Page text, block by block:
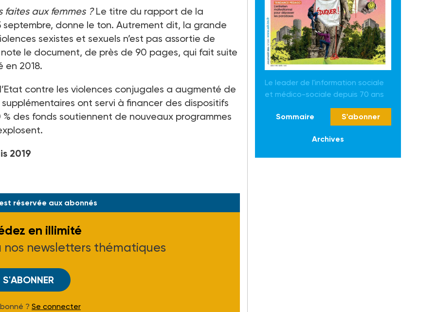
faites aux femmes ?Le titre du rapport de la
septembre, donne le ton. Autrement dit, la grande
sexistes et sexuels n’est pas assortie de
le document, de près de 90 pages, qui fait suite
en 2018.
contre les violences conjugales a augmenté de
supplémentaires ont servi à financer des dispositifs
% des fonds soutiennent de nouveaux programmes
2019
réservée aux abonnés
en illimité
nos newsletters thématiques
S'ABONNER
? Se connecter
Le leader de l'information sociale
et médico-sociale depuis 70 ans
Sommaire S'abonner
Archives